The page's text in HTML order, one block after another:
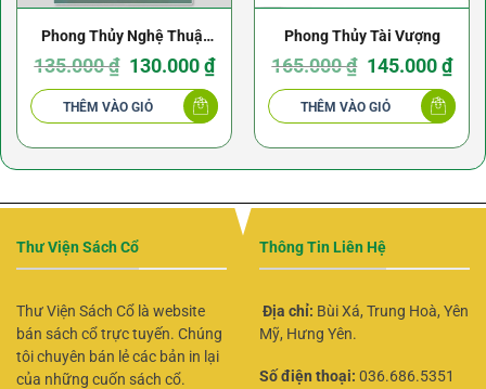
Phong Thủy Nghệ Thuật
Sắp Xếp Của Người Trung
Hoa
135.000₫ Giá
gốc
135.000 ₫.
130.000₫Giá
hiện
là:
130.000 ₫.
THÊM VÀO GIỎ
Phong Thủy Tài Vượng
165.000₫ Giá
gốc
165.000 ₫.
145.000₫Giá
hiện
là:
THÊM VÀO GIỎ
Thư Viện Sách Cổ
Thư Viện Sách Cổ là website
bán sách cổ trực tuyến. Chúng
tôi chuyên bán lẻ các bản in lại
của những cuốn sách cổ.
Thông Tin Liên Hệ
Địa chỉ: Bùi Xá, Trung Hoà, Yên
Mỹ, Hưng Yên.
Số điện thoại: 036.686.5351